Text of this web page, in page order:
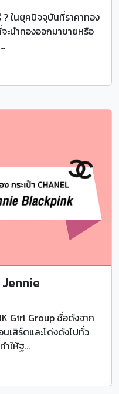
? ในยุคปัจจุบันที่ราคาทอง
นำทองออกมาขายหรือ
Jennie
Girl Group ชื่อดังจาก
เสิร์ตและโด่งดังไปทั่ว
ำให้ฐ...